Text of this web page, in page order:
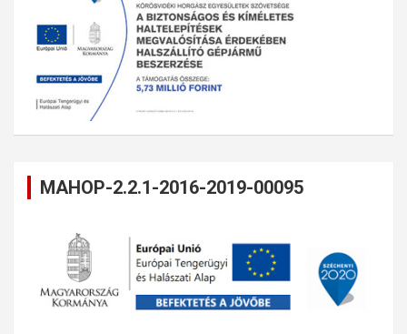
MAHOP-2.2.1-2016-2019-00095